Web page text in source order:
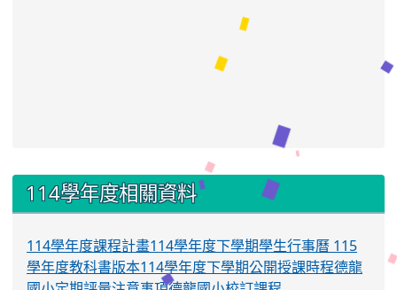
::: 114學年度相關資料
114學年度課程計畫114學年度下學期學生行事曆 115
學年度教科書版本114學年度下學期公開授課時程德龍